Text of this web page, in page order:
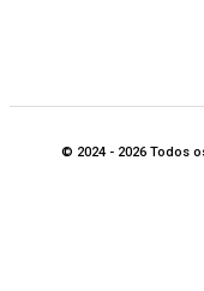
© 2024 - 2026 Todos